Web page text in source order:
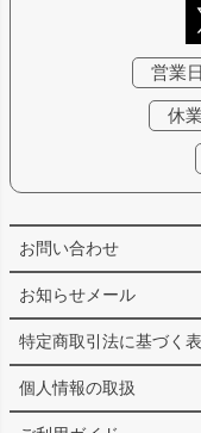
お問い合わせ
お知らせメール
特定商取引法に基づく
個人情報の取扱
営業
休